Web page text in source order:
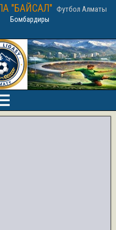
"БАЙСАЛ" Футбол Алматы
Бомбардиры